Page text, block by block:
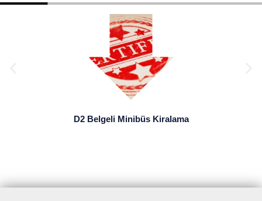
D2 Belgeli Minibüs Kiralama